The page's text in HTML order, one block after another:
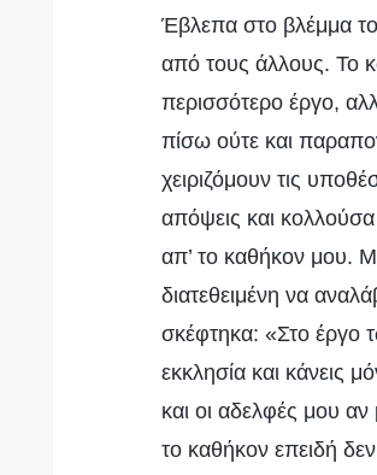
Έβλεπα στο βλέμμα
από τους άλλους. Το
περισσότερο έργο,
πίσω ούτε και
χειριζόμουν τις
απόψεις και
απ’ το καθήκον μου.
διατεθειμένη να
σκέφτηκα: «Στο έργο
εκκλησία και κάνεις
και οι αδελφές μου
το καθήκον επειδή